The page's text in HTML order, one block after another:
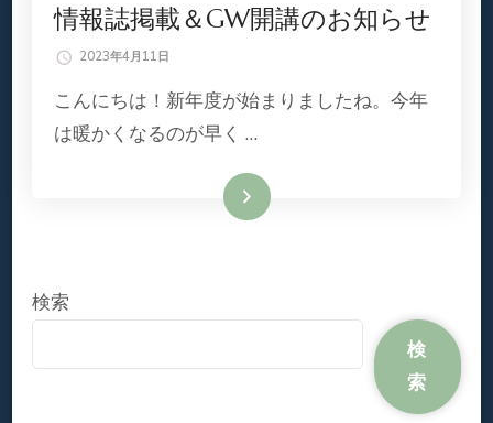
情報誌掲載＆GW開講のお知らせ
2023年4月11日
こんにちは！新年度が始まりましたね。今年
は暖かくなるのが早く …
続きを読む
検索
検
索